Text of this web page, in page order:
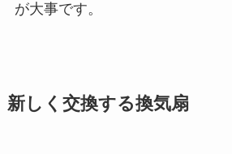
が大事です。
新しく交換する換気扇